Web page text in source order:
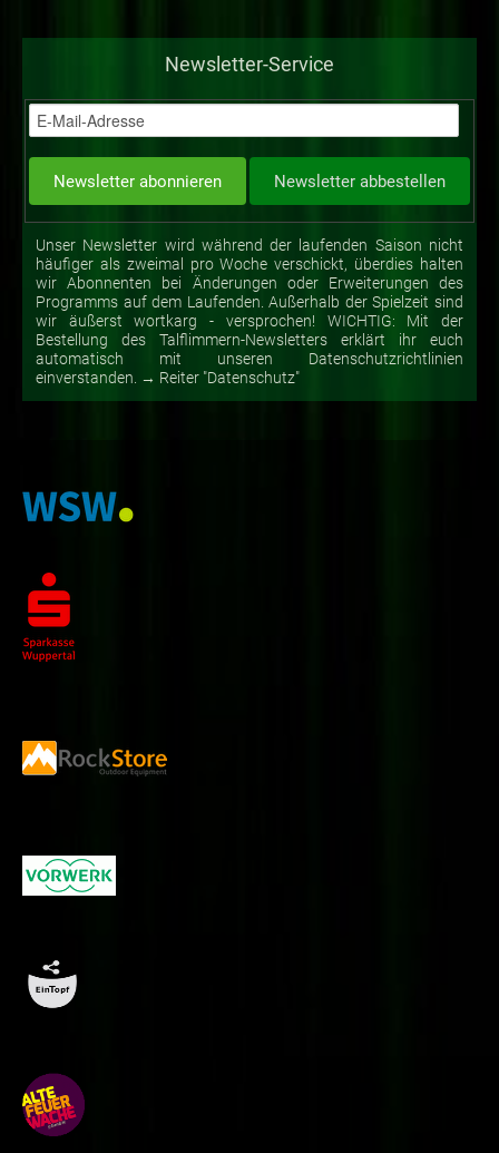
Newsletter-Service
Unser Newsletter wird während der laufenden Saison nicht
häufiger als zweimal pro Woche verschickt, überdies halten
wir Abonnenten bei Änderungen oder Erweiterungen des
Programms auf dem Laufenden. Außerhalb der Spielzeit sind
wir äußerst wortkarg - versprochen! WICHTIG: Mit der
Bestellung des Talflimmern-Newsletters erklärt ihr euch
automatisch mit unseren Datenschutzrichtlinien
einverstanden. → Reiter "Datenschutz"